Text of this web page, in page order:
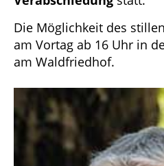
Die Möglichkeit des
am Vortag ab 16 Uhr in
am Waldfriedhof.